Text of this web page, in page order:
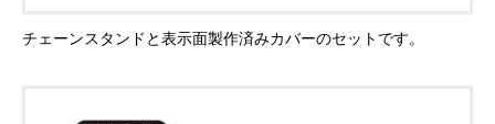
チェーンスタンドと表示面製作済みカバーのセットです。